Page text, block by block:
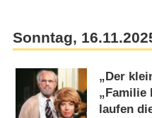
Sonntag,
„Der
„Familie
laufen